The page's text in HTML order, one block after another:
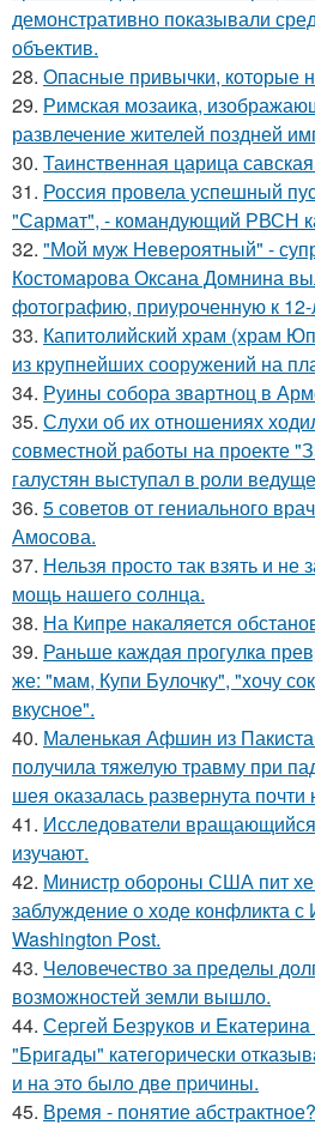
демонстративно показывали
объектив.
28. Опасные привычки, которые
29. Римская мозаика,
развлечение жителей поздней
30. Таинственная царица
31. Россия провела успешный
"Сармат", - командующий РВСН
32. "Мой муж Невероятный" -
Костомарова Оксана Домнина
фотографию, приуроченную к 12-
33. Капитолийский храм (храм
из крупнейших сооружений на
34. Руины собора звартноц в
35. Слухи об их отношениях
совместной работы на проекте
галустян выступал в роли
36. 5 советов от гениального
Амосова.
37. Нельзя просто так взять и не
мощь нашего солнца.
38. На Кипре накаляется
39. Раньше каждaя прогулкa
же: "мам, Купи Булочку", "xочу
вкусное".
40. Маленькая Афшин из
получила тяжелую травму при
шея оказалась развернута почти
41. Исследователи
изучают.
42. Министр обороны США пит
заблуждение о ходе конфликта
Washington Post.
43. Человечество за пределы
возможностей земли вышло.
44. Сеpгeй Безрyков и
"Бригaды" катeгорически
и на этo былo двe пpичины.
45. Время - понятие абстрактное?